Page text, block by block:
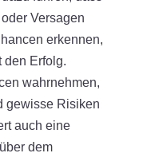
Versagen
erkennen,
den Erfolg.
wahrnehmen,
gewisse Risiken
auch eine
dem